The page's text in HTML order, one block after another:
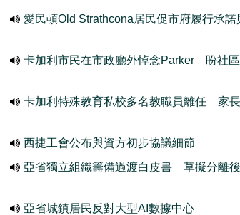
愛民頓Old Strathcona居民促市府履行承諾
卡加利市民在市政廳外悼念Parker 盼社
卡加利特殊教育私校多名教職員離任 家
西捷工會公布與資方初步協議細節
亞省獨立組織籌備過渡白皮書 草擬分離
亞省城鎮居民反對大型AI數據中心